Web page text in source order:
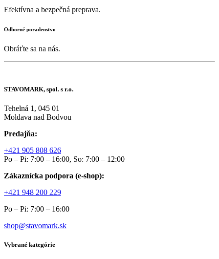
Efektívna a bezpečná preprava.
Odborné poradenstvo
Obráťte sa na nás.
STAVOMARK, spol. s r.o.
Tehelná 1, 045 01
Moldava nad Bodvou
Predajňa:
+421 905 808 626
Po – Pi: 7:00 – 16:00, So: 7:00 – 12:00
Zákaznícka podpora (e-shop):
+421 948 200 229
Po – Pi: 7:00 – 16:00
shop@stavomark.sk
Vybrané kategórie